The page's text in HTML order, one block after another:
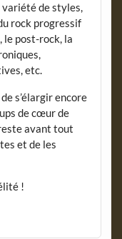
variété de styles,
rock progressif
le post-rock, la
etc.
s’élargir encore
de cœur de
avant tout
et de les
!